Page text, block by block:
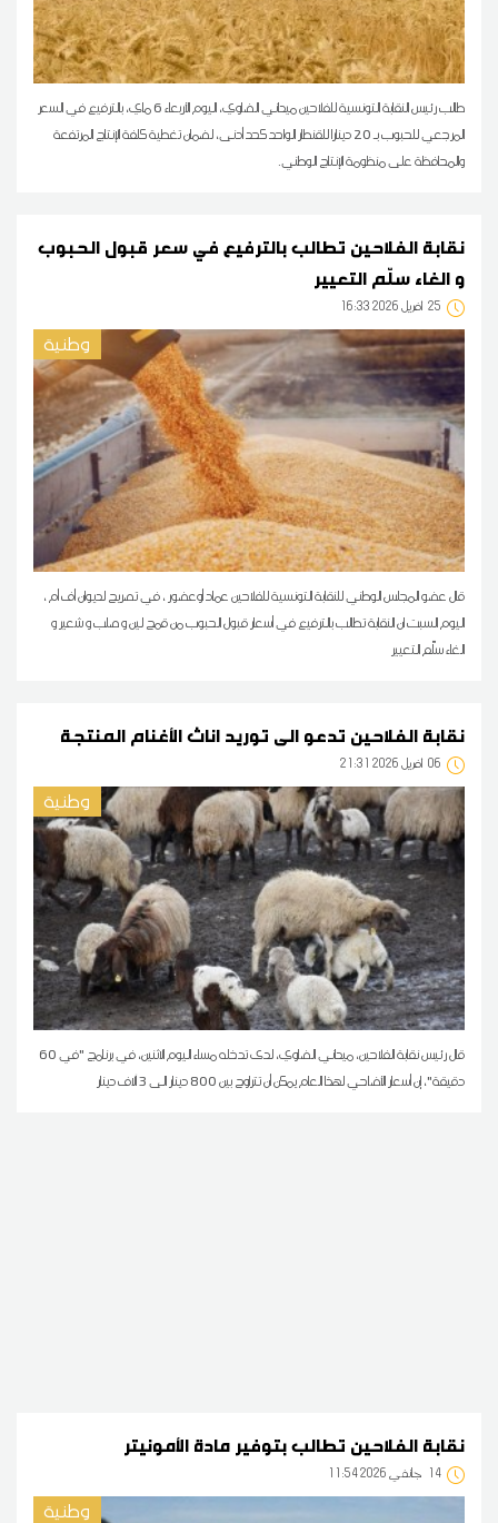
طالب رئيس النقابة التونسية للفلاحين ميداني الضاوي، اليوم الأربعاء 6 ماي، بالترفيع في السعر
المرجعي للحبوب بـ 20 دينارا للقنطار الواحد كحد أدنى، لضمان تغطية كلفة الإنتاج المرتفعة
والمحافظة على منظومة الإنتاج الوطني.
نقابة الفلاحين تطالب بالترفيع في سعر قبول الحبوب
و الغاء سلّم التعيير
25 16:33 2026 أفريل
وطنية
قال عضو المجلس الوطني للنقابة التونسية للفلاحين عماد أوعضور ، في تصريح لديوان أف أم ،
اليوم السبت ان النقابة تطالب بالترفيع في أسعار قبول الحبوب من قمح لين و صلب و شعير و
الغاء سلّم التعيير
نقابة الفلاحين تدعو الى توريد اناث الأغنام المنتجة
06 21:31 2026 أفريل
وطنية
قال رئيس نقابة الفلاحين، ميداني الضاوي، لدى تدخله مساء اليوم الاثنين، في برنامج "في 60
دقيقة"، إن أسعار الأضاحي لهذا العام يمكن أن تتراوح بين 800 دينار الى 3 آلاف دينار
نقابة الفلاحين تطالب بتوفير مادة الأمونيتر
14 11:54 2026 جانفي
وطنية